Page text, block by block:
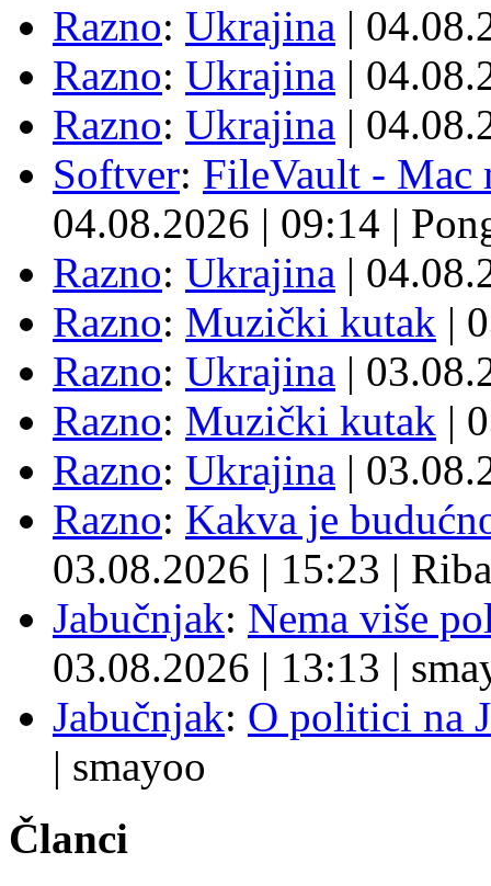
Razno: Ukrajina |
Razno: Ukrajina |
Razno: Ukrajina |
Softver: FileVault - Mac
04.08.2026 | 09:14 |
Razno: Ukrajina |
Razno: Muzički kutak |
Razno: Ukrajina |
Razno: Muzički kutak |
Razno: Ukrajina |
Razno: Kakva je
03.08.2026 | 15:23 | Riba
Jabučnjak: Nema više
03.08.2026 | 13:13 |
Jabučnjak: O politici na
| smayoo
Članci